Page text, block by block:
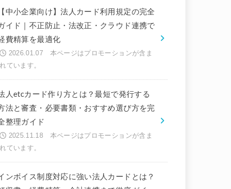
【中小企業向け】法人カード利用規定の完全
イド｜不正防止・法改正・クラウド連携で
費精算を最適化
2026.01.07
人etcカード作り方とは？最短で発行する
法と審査・必要書類・おすすめ選び方を完
整理ガイド
2025.11.18
ンボイス制度対応に強い法人カードとは？